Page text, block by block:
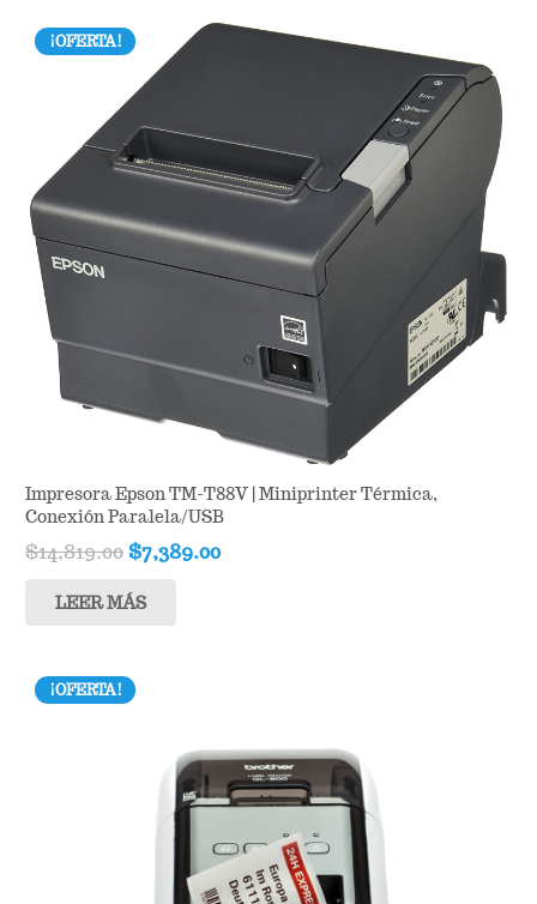
¡OFERTA!
Impresora Epson TM-T88V | Miniprinter Térmica,
Conexión Paralela/USB
$14,819.00Original
was:
$7,389.00Current
LEER MÁS
¡OFERTA!